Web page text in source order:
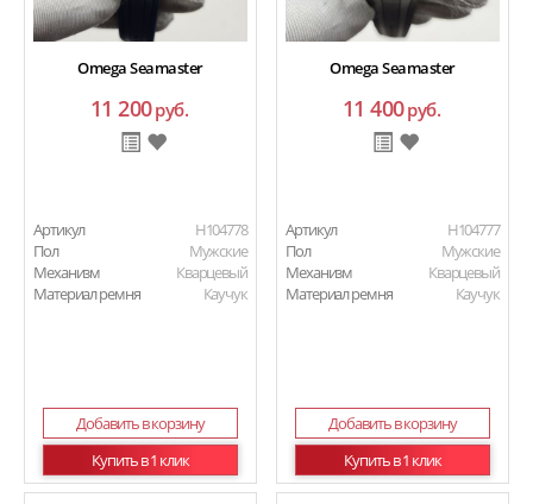
Omega Seamaster
11 200руб.
Артикул
H104778
Пол
Мужские
Механизм
Кварцевый
Материал ремня
Каучук
Добавить в корзину
Купить в 1 клик
Omega Seamaster
11 400руб.
Артикул
H104777
Пол
Мужские
Механизм
Кварцевый
Материал ремня
Каучук
Добавить в корзину
Купить в 1 клик